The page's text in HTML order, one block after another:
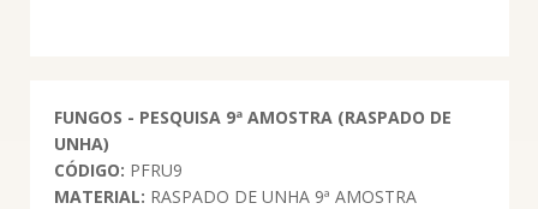
FUNGOS - PESQUISA 9ª AMOSTRA (RASPADO DE
UNHA)
CÓDIGO: PFRU9
MATERIAL: RASPADO DE UNHA 9ª AMOSTRA